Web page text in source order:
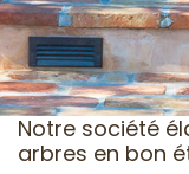
Notre société
arbres en bon